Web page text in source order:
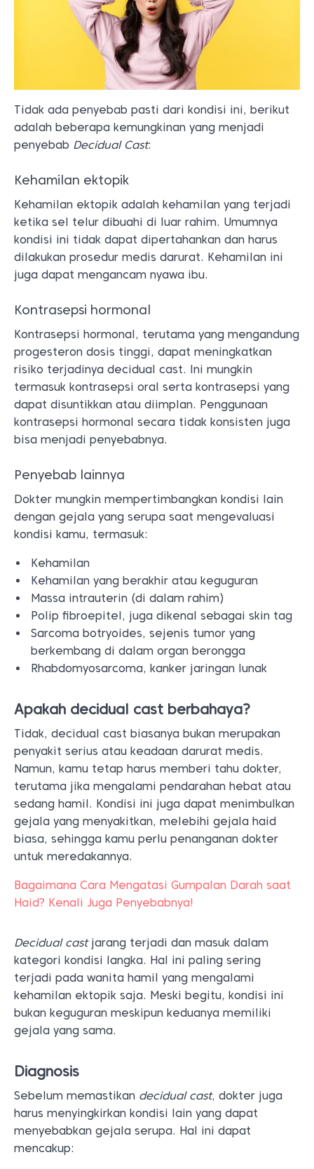
Tidak ada penyebab pasti dari kondisi ini, berikut
adalah beberapa kemungkinan yang menjadi
penyebab Decidual Cast:
Kehamilan ektopik
Kehamilan ektopik adalah kehamilan yang terjadi
ketika sel telur dibuahi di luar rahim. Umumnya
kondisi ini tidak dapat dipertahankan dan harus
dilakukan prosedur medis darurat. Kehamilan ini
juga dapat mengancam nyawa ibu.
Kontrasepsi hormonal
Kontrasepsi hormonal, terutama yang mengandung
progesteron dosis tinggi, dapat meningkatkan
risiko terjadinya decidual cast. Ini mungkin
termasuk kontrasepsi oral serta kontrasepsi yang
dapat disuntikkan atau diimplan. Penggunaan
kontrasepsi hormonal secara tidak konsisten juga
bisa menjadi penyebabnya.
Penyebab lainnya
Dokter mungkin mempertimbangkan kondisi lain
dengan gejala yang serupa saat mengevaluasi
kondisi kamu, termasuk:
Kehamilan
Kehamilan yang berakhir atau keguguran
Massa intrauterin (di dalam rahim)
Polip fibroepitel, juga dikenal sebagai skin tag
Sarcoma botryoides, sejenis tumor yang
berkembang di dalam organ berongga
Rhabdomyosarcoma, kanker jaringan lunak
Apakah decidual cast berbahaya?
Tidak, decidual cast biasanya bukan merupakan
penyakit serius atau keadaan darurat medis.
Namun, kamu tetap harus memberi tahu dokter,
terutama jika mengalami pendarahan hebat atau
sedang hamil. Kondisi ini juga dapat menimbulkan
gejala yang menyakitkan, melebihi gejala haid
biasa, sehingga kamu perlu penanganan dokter
untuk meredakannya.
Bagaimana Cara Mengatasi Gumpalan Darah saat
Haid? Kenali Juga Penyebabnya!
Decidual castjarang terjadi dan masuk dalam
kategori kondisi langka. Hal ini paling sering
terjadi pada wanita hamil yang mengalami
kehamilan ektopik saja. Meski begitu, kondisi ini
bukan keguguran meskipun keduanya memiliki
gejala yang sama.
Diagnosis
Sebelum memastikan decidual cast, dokter juga
harus menyingkirkan kondisi lain yang dapat
menyebabkan gejala serupa. Hal ini dapat
mencakup: